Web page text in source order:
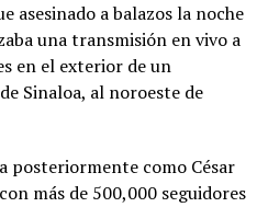
asesinado a balazos la noche
una transmisión en vivo a
en el exterior de un
Sinaloa, al noroeste de
posteriormente como César
más de 500,000 seguidores